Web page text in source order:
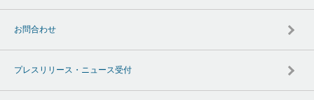
お問合わせ
プレスリリース・ニュース受付